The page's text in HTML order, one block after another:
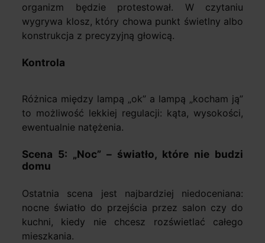
organizm będzie protestował. W czytaniu
wygrywa klosz, który chowa punkt świetlny albo
konstrukcja z precyzyjną głowicą.
Kontrola
Różnica między lampą „ok” a lampą „kocham ją”
to możliwość lekkiej regulacji: kąta, wysokości,
ewentualnie natężenia.
Scena 5: „Noc” – światło, które nie budzi
domu
Ostatnia scena jest najbardziej niedoceniana:
nocne światło do przejścia przez salon czy do
kuchni, kiedy nie chcesz rozświetlać całego
mieszkania.